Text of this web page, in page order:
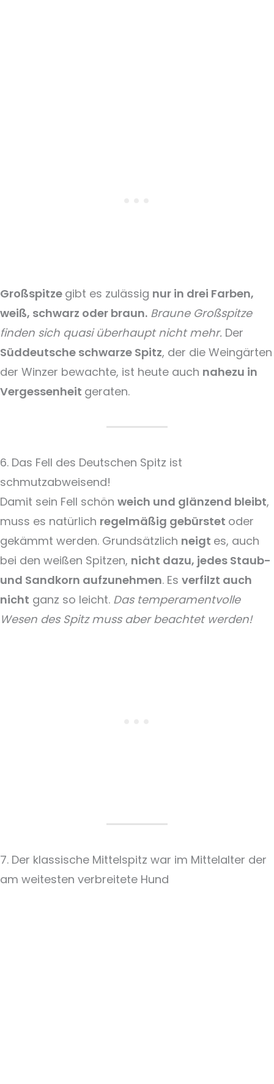
Großspitze gibt es zulässig nur in drei Farben,
weiß, schwarz oder braun. Braune Großspitze
finden sich quasi überhaupt nicht mehr. Der
Süddeutsche schwarze Spitz, der die Weingärten
der Winzer bewachte, ist heute auch nahezu in
Vergessenheit geraten.
6. Das Fell des Deutschen Spitz ist
schmutzabweisend!
Damit sein Fell schön weich und glänzend bleibt,
muss es natürlich regelmäßig gebürstet oder
gekämmt werden. Grundsätzlich neigt es, auch
bei den weißen Spitzen, nicht dazu, jedes Staub-
und Sandkorn aufzunehmen. Es verfilzt auch
nicht ganz so leicht. Das temperamentvolle
Wesen des Spitz muss aber beachtet werden!
7. Der klassische Mittelspitz war im Mittelalter der
am weitesten verbreitete Hund